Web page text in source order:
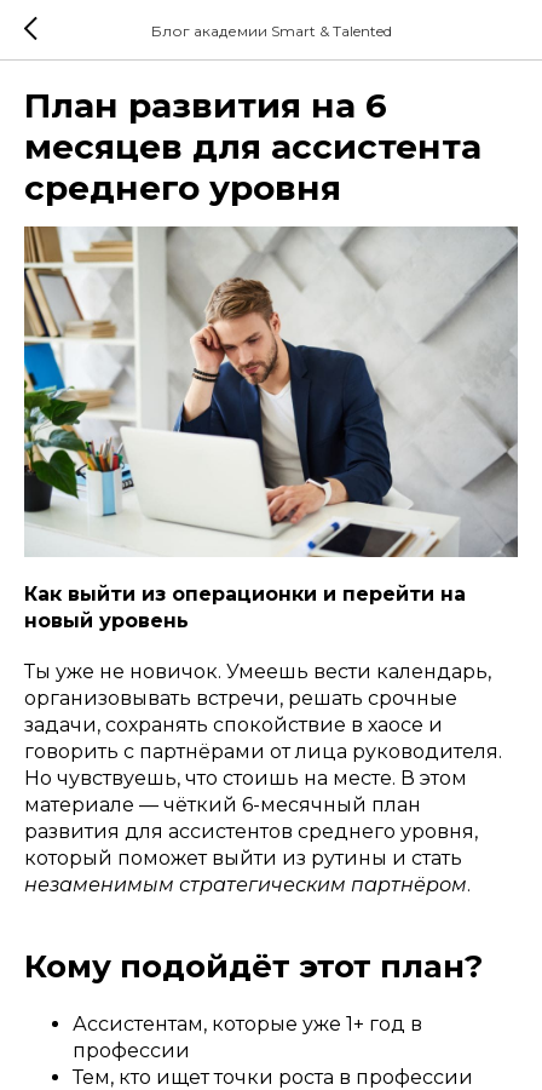
Блог академии Smart & Talented
План развития на 6
месяцев для ассистента
среднего уровня
Как выйти из операционки и перейти на
новый уровень
Ты уже не новичок. Умеешь вести календарь,
организовывать встречи, решать срочные
задачи, сохранять спокойствие в хаосе и
говорить с партнёрами от лица руководителя.
Но чувствуешь, что стоишь на месте. В этом
материале — чёткий 6-месячный план
развития для ассистентов среднего уровня,
который поможет выйти из рутины и стать
незаменимым стратегическим партнёром.
Кому подойдёт этот план?
Ассистентам, которые уже 1+ год в
профессии
Тем, кто ищет точки роста в профессии